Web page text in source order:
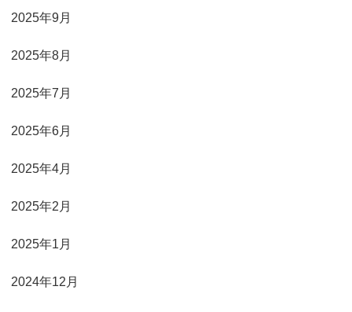
2025年9月
2025年8月
2025年7月
2025年6月
2025年4月
2025年2月
2025年1月
2024年12月